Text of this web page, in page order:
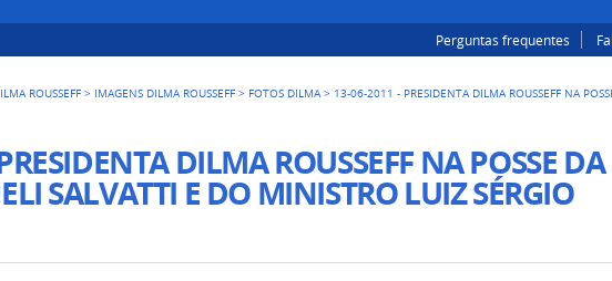
Perguntas frequentes
ROUSSEFF > IMAGENS DILMA ROUSSEFF > FOTOS DILMA > 13-06-2011 - PRESIDENTA DILMA ROUSSEFF NA
DILMA ROUSSEFF NA POSSE DA
SALVATTI E DO MINISTRO LUIZ SÉRGIO